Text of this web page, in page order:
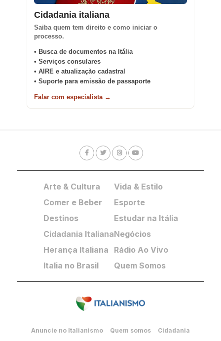
Cidadania italiana
Saiba quem tem direito e como iniciar o
processo.
• Busca de documentos na Itália
• Serviços consulares
• AIRE e atualização cadastral
• Suporte para emissão de passaporte
Falar com especialista →
Arte & Cultura
Comer e Beber
Destinos
Cidadania Italiana
Herança Italiana
Italia no Brasil
Vida & Estilo
Esporte
Estudar na Itália
Negócios
Rádio Ao Vivo
Quem Somos
Anuncie no Italianismo Quem somos Cidadania